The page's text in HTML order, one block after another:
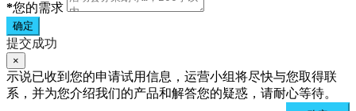
*您的需求
确定
提交成功
×
示说已收到您的申请试用信息，运营小组将尽快与您取得联
系，并为您介绍我们的产品和解答您的疑惑，请耐心等待。